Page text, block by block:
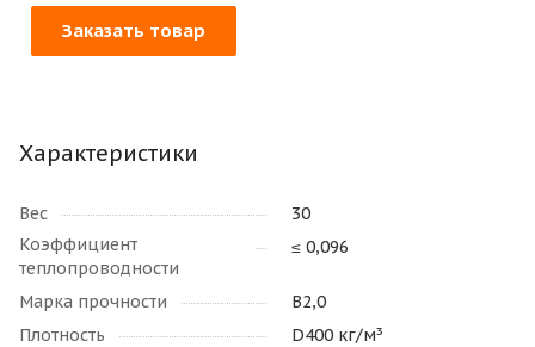
Заказать товар
Характеристики
Вес
30
Коэффициент
теплопроводности
≤ 0,096
Марка прочности
В2,0
Плотность
D400 кг/м³